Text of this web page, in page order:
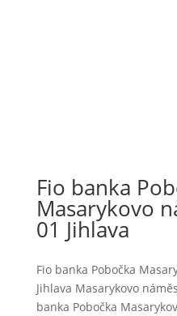
Fio banka
Masarykovo
01 Jihlava
Fio banka Pobočka
Jihlava Masarykovo
banka Pobočka